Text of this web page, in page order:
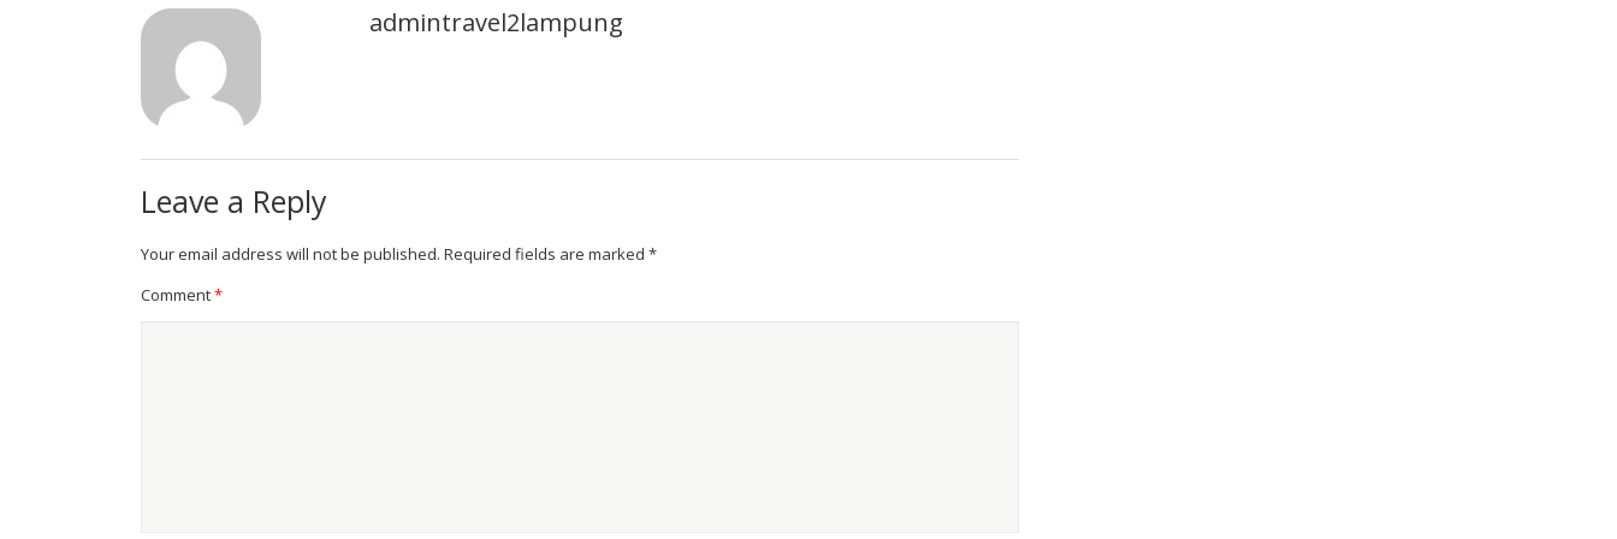
admintravel2lampung
Leave a Reply
Your email address will not be published. Required fields are marked *
Comment*